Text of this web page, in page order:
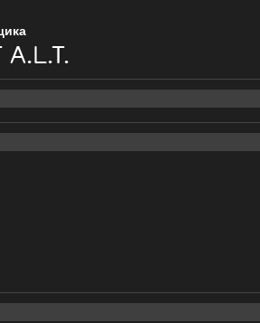
A.L.T.